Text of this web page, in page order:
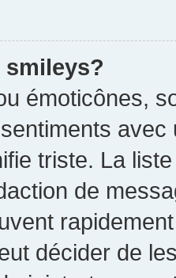
smileys?
émoticônes,
triste. La
de
décider de